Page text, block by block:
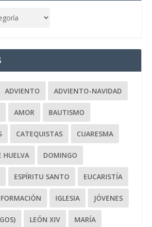
ADVIENTO ADVIENTO-NAVIDAD
AMOR BAUTISMO
CATEQUISTAS CUARESMA
HUELVA DOMINGO
ESPÍRITU SANTO EUCARISTÍA
FORMACIÓN IGLESIA JÓVENES
LEÓN XIV MARÍA